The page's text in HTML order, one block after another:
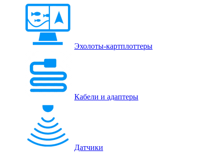
Эхолоты-картплоттеры
Кабели и адаптеры
Датчики